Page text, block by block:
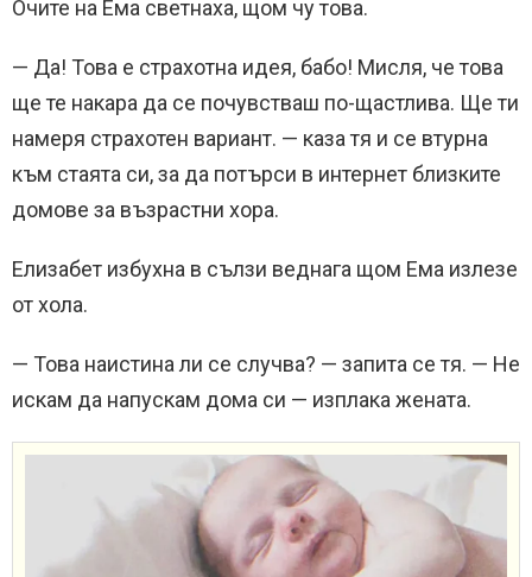
Очите на Ема светнаха, щом чу това.
— Да! Това е страхотна идея, бабо! Мисля, че това
ще те накара да се почувстваш по-щастлива. Ще ти
намеря страхотен вариант. — каза тя и се втурна
към стаята си, за да потърси в интернет близките
домове за възрастни хора.
Елизабет избухна в сълзи веднага щом Ема излезе
от хола.
— Това наистина ли се случва? — запита се тя. — Не
искам да напускам дома си — изплака жената.